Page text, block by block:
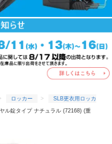
ロッカー
SLB更衣用ロッカ
ル錠タイプ ナチュラル (72168) (重